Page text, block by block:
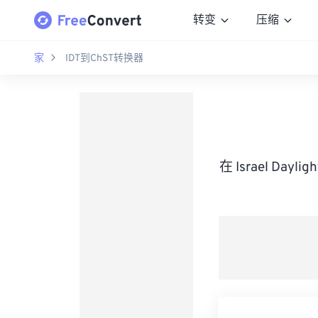
转变 压缩
家 IDT到ChST转换器
在 Israel